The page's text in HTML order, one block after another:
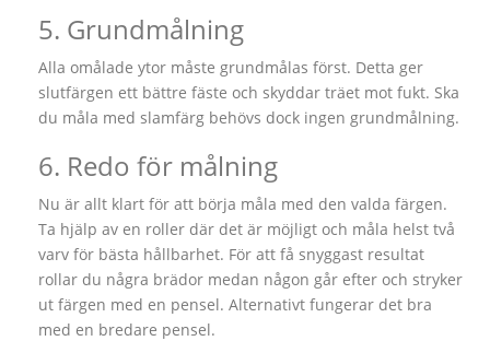
5. Grundmålning
Alla omålade ytor måste grundmålas först. Detta ger
slutfärgen ett bättre fäste och skyddar träet mot fukt. Ska
du måla med slamfärg behövs dock ingen grundmålning.
6. Redo för målning
Nu är allt klart för att börja måla med den valda färgen.
Ta hjälp av en roller där det är möjligt och måla helst två
varv för bästa hållbarhet. För att få snyggast resultat
rollar du några brädor medan någon går efter och stryker
ut färgen med en pensel. Alternativt fungerar det bra
med en bredare pensel.